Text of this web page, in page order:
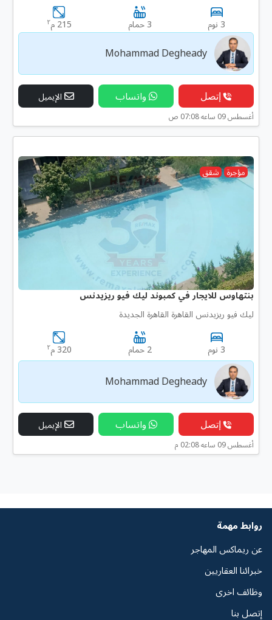
3 نوم 3 حمام 215 م ٢
Mohammad Degheady
إتصل واتساب الإيميل
أغسطس 09 ساعه 07:08 ص
مؤجرة شقق
بنتهاوس للايجار في كمبوند ليك فيو ريزيدنس
ليك فيو ريزيدنس القاهرة القاهرة الجديدة
3 نوم 2 حمام 320 م ٢
Mohammad Degheady
إتصل واتساب الإيميل
أغسطس 09 ساعه 02:08 م
روابط مهمة
عن ريماكس المهاجر
خبرائنا العقاريين
وظائف اخرى
إتصل بنا